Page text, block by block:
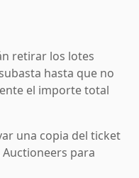
retirar los lotes
hasta que no
el importe total
una copia del ticket
para